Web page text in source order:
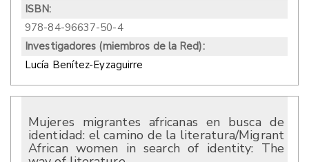
ISBN:
978-84-96637-50-4
Investigadores (miembros de la Red):
Lucía Benítez-Eyzaguirre
Mujeres migrantes africanas en busca de
identidad: el camino de la literatura/Migrant
African women in search of identity: The